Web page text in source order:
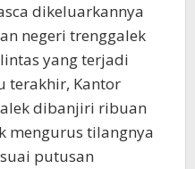
dikeluarkannya
negeri trenggalek
yang terjadi
terakhir, Kantor
dibanjiri ribuan
mengurus tilangnya
putusan